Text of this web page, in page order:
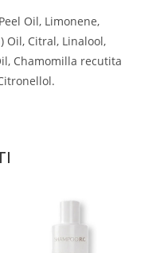
Oil, Limonene,
Oil, Citral, Linalool,
Chamomilla recutita